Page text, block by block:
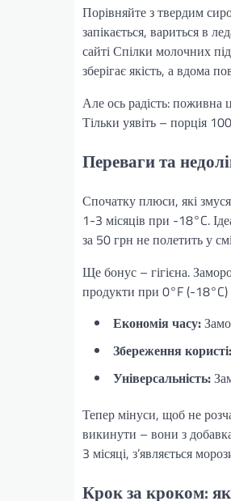
Порівняйте з твердим
запікається, вариться в
сайті Спілки молочних
зберігає якість, а вдома
Але ось радість: поживна
Тільки уявіть – порція
Переваги та
Спочатку плюси, які
1-3 місяців при -18°C.
за 50 грн не полетить у
Ще бонус – гігієна.
продукти при 0°F (-18°C)
Економія часу:
Збереження користі:
Універсальність:
Тепер мінуси, щоб не
викинути – вони з
3 місяці, з’являється
Крок за кроком: